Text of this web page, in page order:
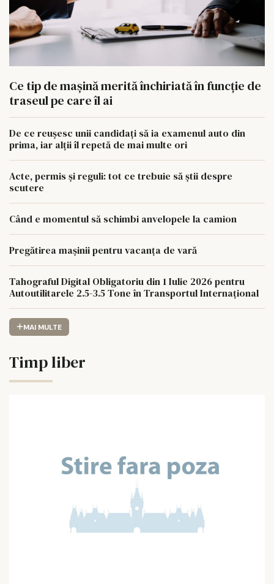
Ce tip de mașină merită închiriată în funcție de
traseul pe care îl ai
De ce reușesc unii candidați să ia examenul auto din
prima, iar alții îl repetă de mai multe ori
Acte, permis și reguli: tot ce trebuie să știi despre
scutere
Când e momentul să schimbi anvelopele la camion
Pregătirea mașinii pentru vacanța de vară
Tahograful Digital Obligatoriu din 1 Iulie 2026 pentru
Autoutilitarele 2.5-3.5 Tone în Transportul Internațional
MAI MULTE
Timp liber